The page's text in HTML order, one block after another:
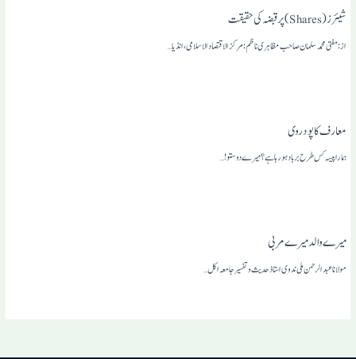
شیئرز( Shares)پر قبضہ کی حقیقت
از: مفتی محمد سلمان صاحب مظاہری ناظم: مرکزالاقتصاد الاسلامی،انڈیا …
معار ف کا پو د روی
ہمارا پیسہ کس طرح برباد ہورہا ہے؟ میرے دوستو!…
میرے والد میرے مربی
مولانا عبدالرحمن ملی ندوی استاذ حدیث و تفسیر جامعہ اکل…